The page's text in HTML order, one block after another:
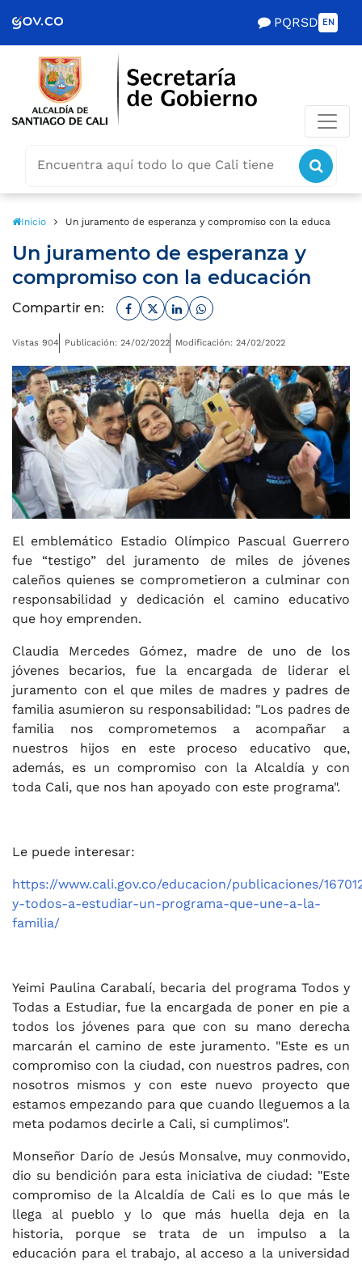
de Gobierno
PQRSD EN
icono
Inicio Un juramento de esperanza y compromiso con la educación
Un juramento de esperanza y
compromiso con la educación
Compartir en: Facebook
TwitterLinkedinWhatsapp
Vistas 904 Publicación: 24/02/2022 Modificación: 24/02/2022
El emblemático Estadio Olímpico Pascual Guerrero
fue “testigo” del juramento de miles de jóvenes
caleños quienes se comprometieron a culminar con
responsabilidad y dedicación el camino educativo
que hoy emprenden.
Claudia Mercedes Gómez, madre de uno de los
jóvenes becarios, fue la encargada de liderar el
juramento con el que miles de madres y padres de
familia asumieron su responsabilidad: "Los padres de
familia nos comprometemos a acompañar a
nuestros hijos en este proceso educativo que,
además, es un compromiso con la Alcaldía y con
toda Cali, que nos han apoyado con este programa".
Le puede interesar:
https://www.cali.gov.co/educacion/publicaciones/
y-todos-a-estudiar-un-programa-que-une-a-la-
familia/
Yeimi Paulina Carabalí, becaria del programa Todos y
Todas a Estudiar, fue la encargada de poner en pie a
todos los jóvenes para que con su mano derecha
marcarán el camino de este juramento. "Este es un
compromiso con la ciudad, con nuestros padres, con
nosotros mismos y con este nuevo proyecto que
estamos empezando para que cuando lleguemos a la
meta podamos decirle a Cali, si cumplimos".
Monseñor Darío de Jesús Monsalve, muy conmovido,
dio su bendición para esta iniciativa de ciudad: "Este
compromiso de la Alcaldía de Cali es lo que más le
llega al pueblo y lo que más huella deja en la
historia, porque se trata de un impulso a la
educación para el trabajo, al acceso a la universidad